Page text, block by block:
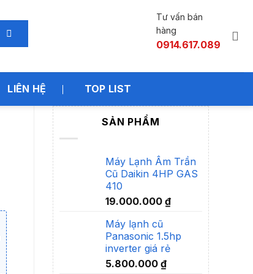
Tư vấn bán
hàng
0914.617.089
LIÊN HỆ TOP LIST
SẢN PHẨM
Máy Lạnh Âm Trần
Cũ Daikin 4HP GAS
410
19.000.000 ₫
Máy lạnh cũ
Panasonic 1.5hp
inverter giá rẻ
5.800.000 ₫